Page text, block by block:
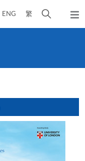
ENG 繁
开
弹
出